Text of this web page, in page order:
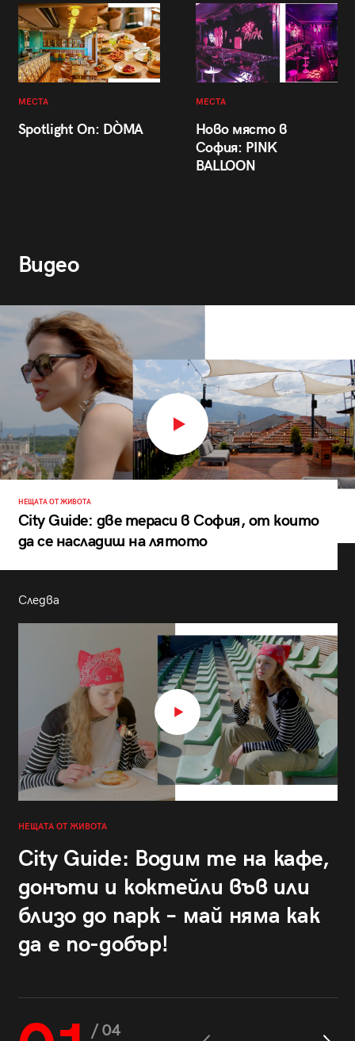
МЕСТА
Spotlight On: DÒMA
МЕСТА
Ново място в
София: PINK
BALLOON
Видео
НЕЩАТА ОТ ЖИВОТА
City Guide: две тераси в София, от които
да се насладиш на лятото
Следва
НЕЩАТА ОТ ЖИВОТА
City Guide: Водим те на кафе,
донъти и коктейли във или
близо до парк – май няма как
да е по-добър!
/ 04